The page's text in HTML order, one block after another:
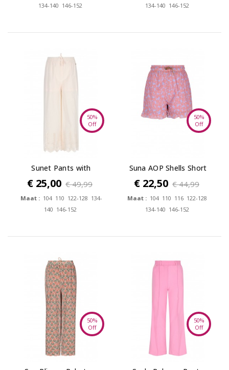
134-140 146-152
134-140 146-152
50%
Off
Sunet Pants with
embroidered...
€ 25,00 € 49,99
Maat : 104 110 122-128 134-
140 146-152
50%
Off
Suna AOP Shells Short
€ 22,50 € 44,99
Maat : 104 110 116 122-128
134-140 146-152
50%
Off
50%
Off